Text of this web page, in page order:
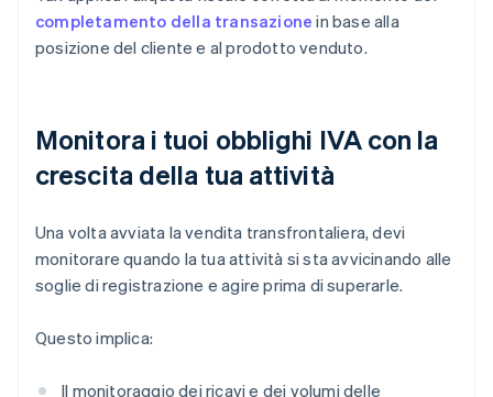
completamento della transazione in base alla
posizione del cliente e al prodotto venduto.
Monitora i tuoi obblighi IVA con la
crescita della tua attività
Una volta avviata la vendita transfrontaliera, devi
monitorare quando la tua attività si sta avvicinando alle
soglie di registrazione e agire prima di superarle.
Questo implica:
Il monitoraggio dei ricavi e dei volumi delle